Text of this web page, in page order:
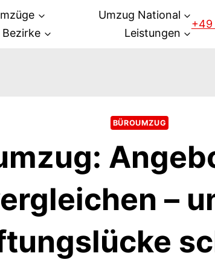
Umzug National
Bezirke Leistungen
+49
BÜROUMZUG
–